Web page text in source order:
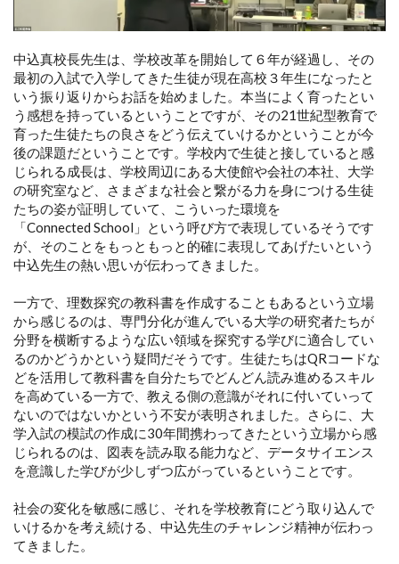
中込真校長先生は、学校改革を開始して６年が経過し、その
最初の入試で入学してきた生徒が現在高校３年生になったと
いう振り返りからお話を始めました。本当によく育ったとい
う感想を持っているということですが、その21世紀型教育で
育った生徒たちの良さをどう伝えていけるかということが今
後の課題だということです。学校内で生徒と接していると感
じられる成長は、学校周辺にある大使館や会社の本社、大学
の研究室など、さまざまな社会と繋がる力を身につける生徒
たちの姿が証明していて、こういった環境を
「Connected School」という呼び方で表現しているそうです
が、そのことをもっともっと的確に表現してあげたいという
中込先生の熱い思いが伝わってきました。
一方で、理数探究の教科書を作成することもあるという立場
から感じるのは、専門分化が進んでいる大学の研究者たちが
分野を横断するような広い領域を探究する学びに適合してい
るのかどうかという疑問だそうです。生徒たちはQRコードな
どを活用して教科書を自分たちでどんどん読み進めるスキル
を高めている一方で、教える側の意識がそれに付いていって
ないのではないかという不安が表明されました。さらに、大
学入試の模試の作成に30年間携わってきたという立場から感
じられるのは、図表を読み取る能力など、データサイエンス
を意識した学びが少しずつ広がっているということです。
社会の変化を敏感に感じ、それを学校教育にどう取り込んで
いけるかを考え続ける、中込先生のチャレンジ精神が伝わっ
てきました。